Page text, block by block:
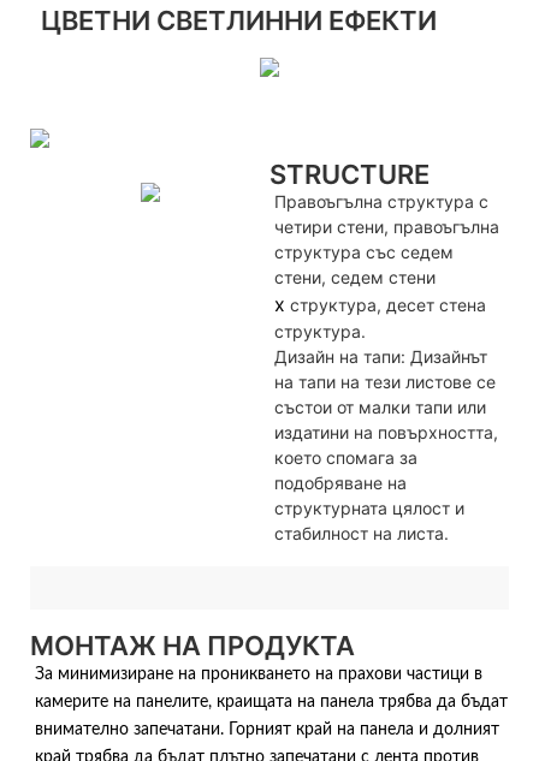
ЦВЕТНИ СВЕТЛИННИ ЕФЕКТИ
STRUCTURE
Правоъгълна структура с
четири стени, правоъгълна
структура със седем
стени, седем стени
х структура, десет стена
структура.
Дизайн на тапи: Дизайнът
на тапи на тези листове се
състои от малки тапи или
издатини на повърхността,
което спомага за
подобряване на
структурната цялост и
стабилност на листа.
МОНТАЖ НА ПРОДУКТА
За минимизиране на проникването на прахови частици в
камерите на панелите, краищата на панела трябва да бъдат
внимателно запечатани. Горният край на панела и долният
край трябва да бъдат плътно запечатани с лента против